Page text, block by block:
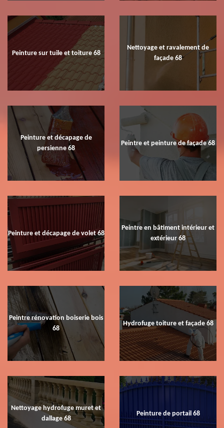
Peinture sur tuile et toiture 68
Nettoyage et ravalement de
façade 68
Peinture et décapage de
persienne 68
Peintre et peinture de façade 68
Peinture et décapage de volet 68
Peintre en bâtiment intérieur et
extérieur 68
Peintre rénovation boiserie bois
68
Hydrofuge toiture et façade 68
Nettoyage hydrofuge muret et
dallage 68
Peinture de portail 68